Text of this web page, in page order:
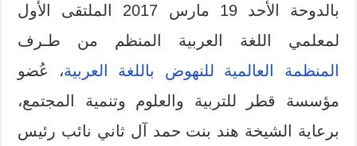
بالدوحة الأحد 19 مارس 2017 الملتقى الأول
لمعلمي اللغة العربية المنظم من طـرف
المنظمة العالمية للنهوض باللغة العربية، عُضو
مؤسسة قطر للتربية والعلوم وتنمية المجتمع،
برعاية الشيخة هند بنت حمد آل ثاني نائب رئيس